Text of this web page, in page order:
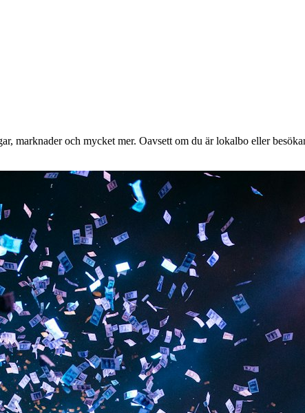
marknader och mycket mer. Oavsett om du är lokalbo eller